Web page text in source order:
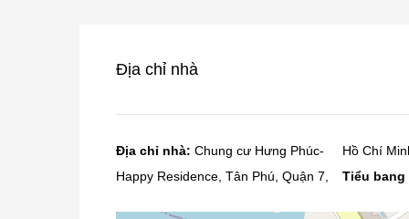
Địa chỉ nhà
Địa chỉ nhà: Chung cư Hưng Phúc-
Happy Residence, Tân Phú, Quận 7,
Hồ Chí
Tiểu bang